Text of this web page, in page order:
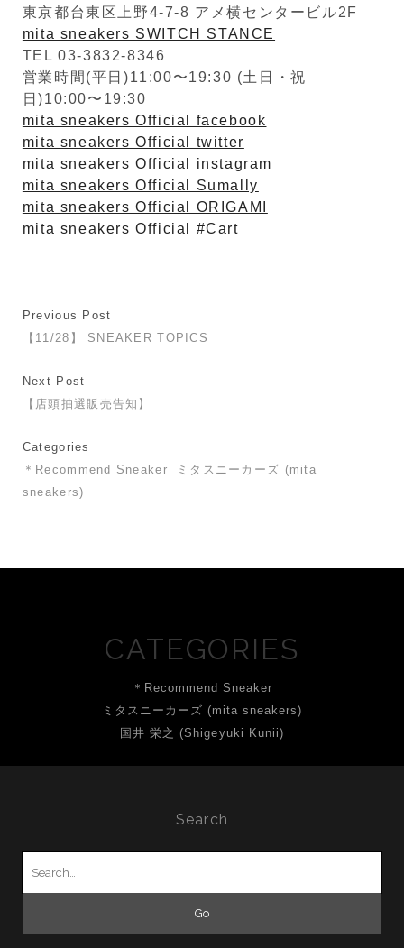
東京都台東区上野4-7-8 アメ横センタービル2F
mita sneakers SWITCH STANCE
TEL 03-3832-8346
営業時間(平日)11:00〜19:30 (土日・祝
日)10:00〜19:30
mita sneakers Official facebook
mita sneakers Official twitter
mita sneakers Official instagram
mita sneakers Official Sumally
mita sneakers Official ORIGAMI
mita sneakers Official #Cart
Previous Post
【11/28】 SNEAKER TOPICS
Next Post
【店頭抽選販売告知】
Categories
＊Recommend Sneaker
ミタスニーカーズ (mita
sneakers)
CATEGORIES
＊Recommend Sneaker
ミタスニーカーズ (mita sneakers)
国井 栄之 (Shigeyuki Kunii)
Search